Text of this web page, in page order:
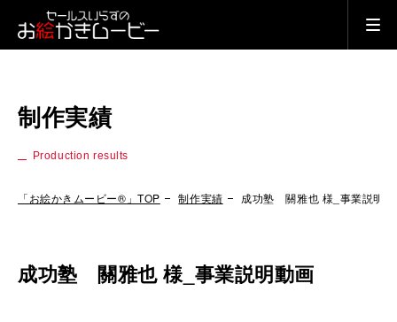
制作実績
Production results
「お絵かきムービー®」TOP 制作実績 成功塾 關雅也 様_事業説明
成功塾 關雅也 様_事業説明動画